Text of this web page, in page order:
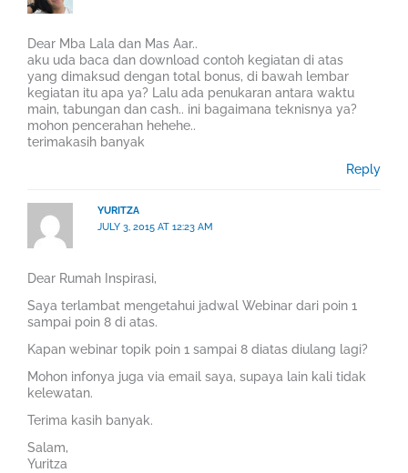
Dear Mba Lala dan Mas Aar..
aku uda baca dan download contoh kegiatan di atas
yang dimaksud dengan total bonus, di bawah lembar
kegiatan itu apa ya? Lalu ada penukaran antara waktu
main, tabungan dan cash.. ini bagaimana teknisnya ya?
mohon pencerahan hehehe..
terimakasih banyak
Reply
YURITZA
JULY 3, 2015 AT 12:23 AM
Dear Rumah Inspirasi,
Saya terlambat mengetahui jadwal Webinar dari poin 1
sampai poin 8 di atas.
Kapan webinar topik poin 1 sampai 8 diatas diulang lagi?
Mohon infonya juga via email saya, supaya lain kali tidak
kelewatan.
Terima kasih banyak.
Salam,
Yuritza